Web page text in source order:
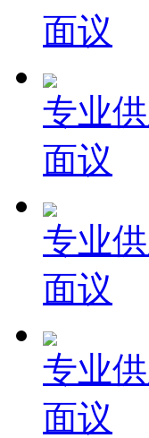
面议
专业
面议
专业
面议
专业
面议